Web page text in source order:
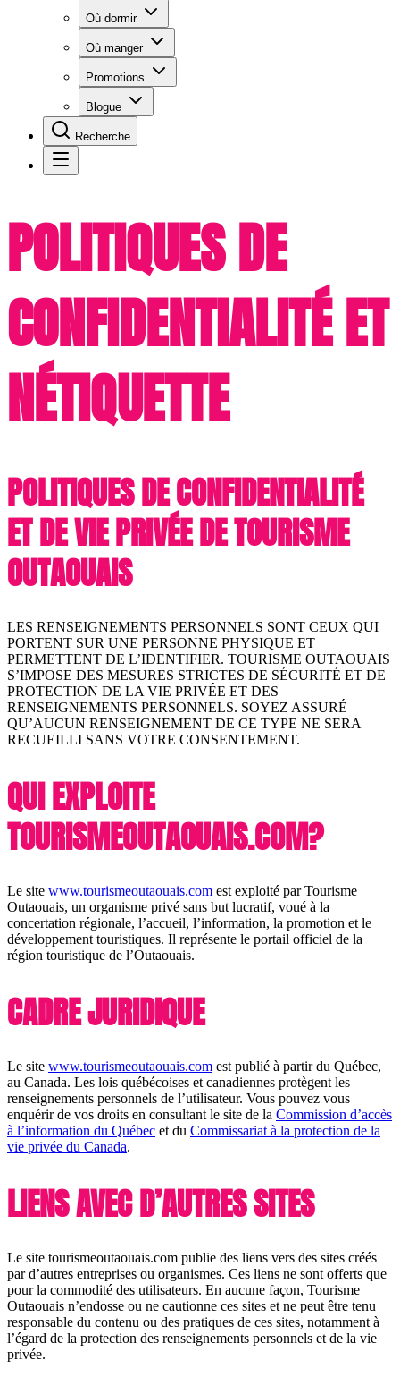
Où dormir
Où manger
Promotions
Blogue
Recherche
POLITIQUES DE
CONFIDENTIALITÉ ET
NÉTIQUETTE
POLITIQUES DE CONFIDENTIALITÉ
ET DE VIE PRIVÉE DE TOURISME
OUTAOUAIS
LES RENSEIGNEMENTS PERSONNELS SONT CEUX QUI
PORTENT SUR UNE PERSONNE PHYSIQUE ET
PERMETTENT DE L’IDENTIFIER. TOURISME OUTAOUAIS
S’IMPOSE DES MESURES STRICTES DE SÉCURITÉ ET DE
PROTECTION DE LA VIE PRIVÉE ET DES
RENSEIGNEMENTS PERSONNELS. SOYEZ ASSURÉ
QU’AUCUN RENSEIGNEMENT DE CE TYPE NE SERA
RECUEILLI SANS VOTRE CONSENTEMENT.
QUI EXPLOITE
TOURISMEOUTAOUAIS.COM?
Le site www.tourismeoutaouais.com est exploité par Tourisme
Outaouais, un organisme privé sans but lucratif, voué à la
concertation régionale, l’accueil, l’information, la promotion et le
développement touristiques. Il représente le portail officiel de la
région touristique de l’Outaouais.
CADRE JURIDIQUE
Le site www.tourismeoutaouais.com est publié à partir du Québec,
au Canada. Les lois québécoises et canadiennes protègent les
renseignements personnels de l’utilisateur. Vous pouvez vous
enquérir de vos droits en consultant le site de la Commission d’accès
à l’information du Québec et du Commissariat à la protection de la
vie privée du Canada.
LIENS AVEC D’AUTRES SITES
Le site tourismeoutaouais.com publie des liens vers des sites créés
par d’autres entreprises ou organismes. Ces liens ne sont offerts que
pour la commodité des utilisateurs. En aucune façon, Tourisme
Outaouais n’endosse ou ne cautionne ces sites et ne peut être tenu
responsable du contenu ou des pratiques de ces sites, notamment à
l’égard de la protection des renseignements personnels et de la vie
privée.